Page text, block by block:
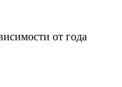
от года